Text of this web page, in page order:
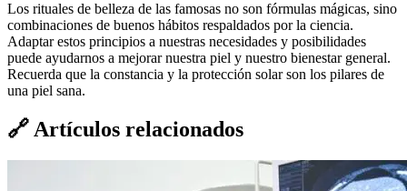
Los rituales de belleza de las famosas no son fórmulas mágicas, sino
combinaciones de buenos hábitos respaldados por la ciencia.
Adaptar estos principios a nuestras necesidades y posibilidades
puede ayudarnos a mejorar nuestra piel y nuestro bienestar general.
Recuerda que la constancia y la protección solar son los pilares de
una piel sana.
🔗Artículos relacionados